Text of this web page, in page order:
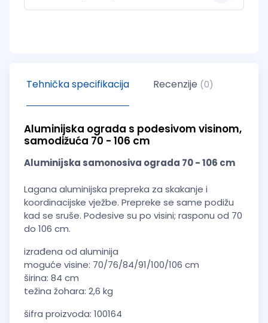
Tehnička specifikacija Recenzije (0)
Aluminijska ograda s podesivom visinom,
samodižuća 70 - 106 cm
Aluminijska samonosiva ograda 70 - 106 cm
Lagana aluminijska prepreka za skakanje i
koordinacijske vježbe. Prepreke se same podižu
kad se sruše. Podesive su po visini; rasponu od 70
do 106 cm.
izrađena od aluminija
moguće visine: 70/76/84/91/100/106 cm
širina: 84 cm
težina žohara: 2,6 kg
šifra proizvoda: 100164